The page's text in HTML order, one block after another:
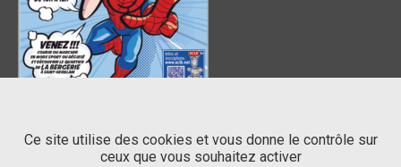
SIEGE SOCIAL
Centre Hospitalier
Ce site utilise des cookies et vous donne le contrôle sur
ceux que vous souhaitez activer